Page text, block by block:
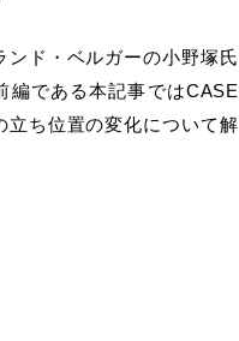
ド・ベルガーの小野塚氏
編である本記事ではCASE
ち位置の変化について解